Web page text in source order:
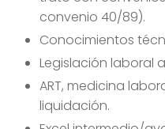
convenio 40/89).
Conocimientos
Legislación laboral
ART, medicina
liquidación.